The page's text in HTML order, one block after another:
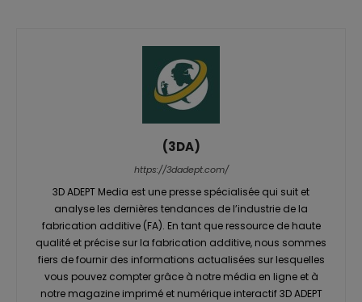
(3DA)
https://3dadept.com/
3D ADEPT Media est une presse spécialisée qui suit et
analyse les dernières tendances de l’industrie de la
fabrication additive (FA). En tant que ressource de haute
qualité et précise sur la fabrication additive, nous sommes
fiers de fournir des informations actualisées sur lesquelles
vous pouvez compter grâce à notre média en ligne et à
notre magazine imprimé et numérique interactif 3D ADEPT